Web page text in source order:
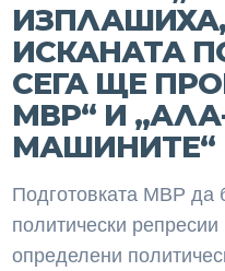
ИСКАНАТА
СЕГА ЩЕ
МВР“ И
МАШИНИТЕ“
Подготовката МВР да
политически
определени